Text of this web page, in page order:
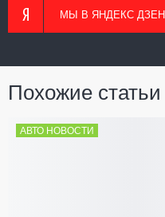
МЫ В ЯНДЕКС ДЗЕН
Похожие статьи
АВТО НОВОСТИ